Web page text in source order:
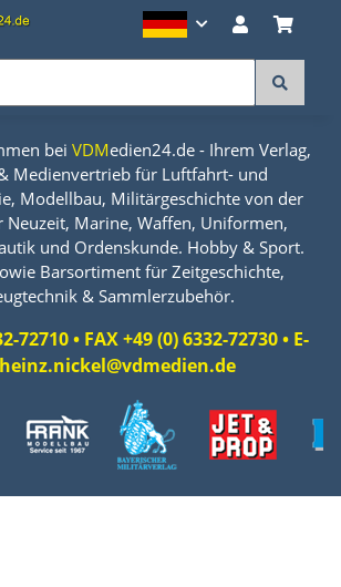
bei VDMedien24.de - Ihrem Verlag,
Medienvertrieb für Luftfahrt- und
Modellbau, Militärgeschichte von der
Neuzeit, Marine, Waffen, Uniformen,
und Ordenskunde. Hobby & Sport.
Barsortiment für Zeitgeschichte,
& Sammlerzubehör.
72710 • FAX +49 (0) 6332-72730 • E-